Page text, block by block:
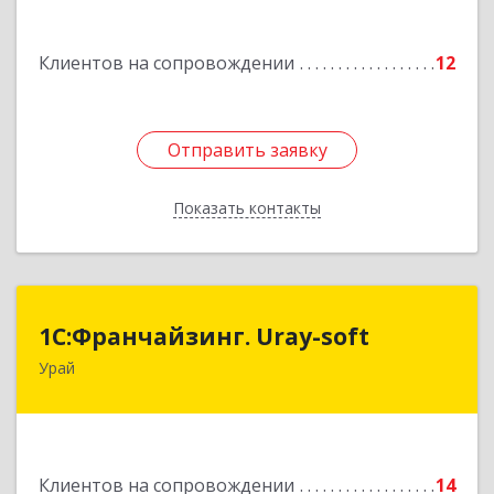
Клиентов на сопровождении 12
Отправить заявку
Показать контакты
Отправить заявку
Назад
1С:Франчайзинг. Uray-soft
Урай
Клиентов на сопровождении 14
1С:Франчайзинг. Uray-soft
628284, Ханты-Мансийский Автономный округ